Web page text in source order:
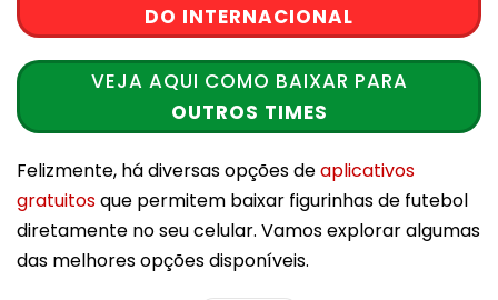
DO INTERNACIONAL
VEJA AQUI COMO BAIXAR PARA
OUTROS TIMES
Felizmente, há diversas opções deaplicativos
gratuitosque permitem baixar figurinhas de futebol
diretamente no seu celular. Vamos explorar algumas
das melhores opções disponíveis.